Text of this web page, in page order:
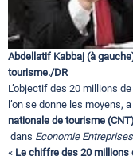
Hotels
Evenements
Contact
Abdellatif Kabbaj (à
tourisme./DR
L’objectif des 20 millions
l’on se donne les moyens,
nationale de tourisme
dans Economie Entreprises
« Le chiffre des 20 millions